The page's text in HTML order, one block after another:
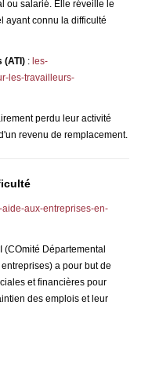
ou salarié. Elle réveille le
ayant connu la difficulté
(ATI) : les-
les-travailleurs-
perdu leur activité
revenu de remplacement.
aide-aux-entreprises-en-
(COmité Départemental
a pour but de
et financières pour
des emplois et leur